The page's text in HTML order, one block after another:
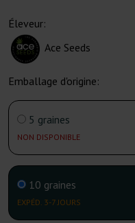
Éleveur:
Ace Seeds
Emballage d'origine:
5 graines
NON DISPONIBLE
10 graines
EXPÉD. 3-7 JOURS